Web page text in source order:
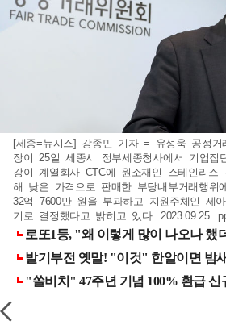
[세종=뉴시스] 강종민 기자 = 유성욱 공정거
장이 25일 세종시 정부세종청사에서 기업집
강이 계열회사 CTC에 원소재인 스테인리스
해 낮은 가격으로 판매한 부당내부거래행위
32억 7600만 원을 부과하고 지원주체인 세
기로 결정했다고 밝히고 있다. 2023.09.25.